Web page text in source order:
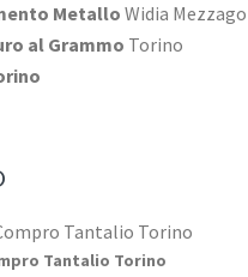
Metallo Widia Mezzago
al Grammo Torino
Tantalio Torino